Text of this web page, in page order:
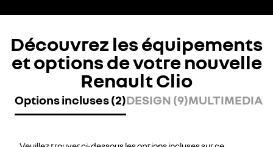
Découvrez les équipements
et options de votre nouvelle
Renault Clio
Options incluses (2)DESIGN (9)MULTIMEDIA